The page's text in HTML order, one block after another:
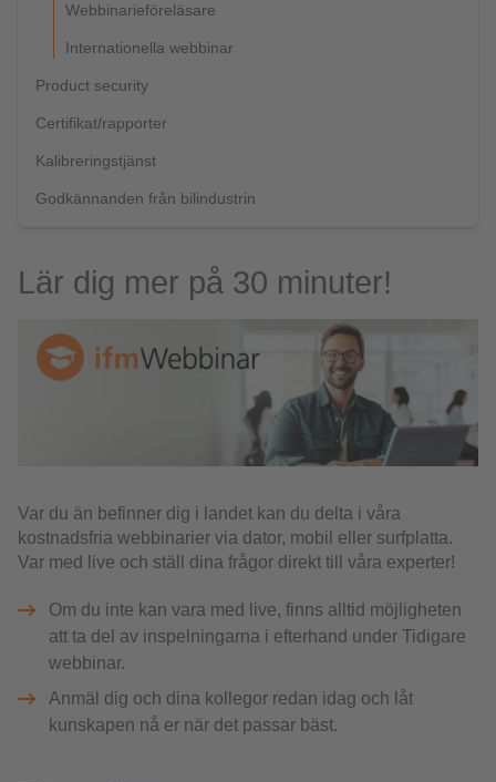
Webbinarieföreläsare
Internationella webbinar
Product security
Certifikat/rapporter
Kalibreringstjänst
Godkännanden från bilindustrin
Lär dig mer på 30 minuter!
Var du än befinner dig i landet kan du delta i våra
kostnadsfria webbinarier via dator, mobil eller surfplatta.
Var med live och ställ dina frågor direkt till våra experter!
Om du inte kan vara med live, finns alltid möjligheten
att ta del av inspelningarna i efterhand under Tidigare
webbinar.
Anmäl dig och dina kollegor redan idag och låt
kunskapen nå er när det passar bäst.